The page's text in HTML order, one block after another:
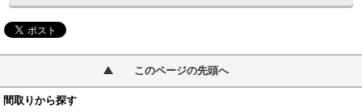
このページの先頭へ
間取りから探す